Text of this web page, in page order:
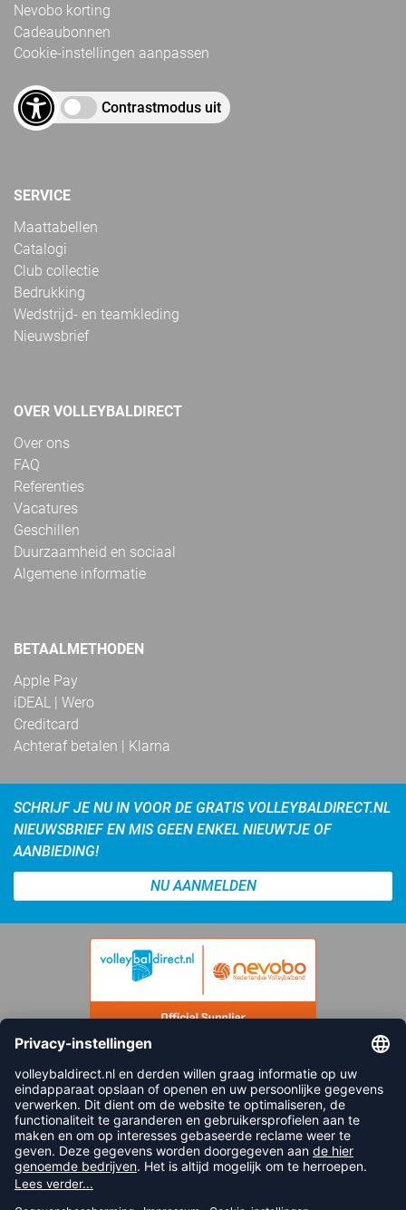
Nevobo korting
Cadeaubonnen
Cookie-instellingen aanpassen
Contrastmodus uit
SERVICE
Maattabellen
Catalogi
Club collectie
Bedrukking
Wedstrijd- en teamkleding
Nieuwsbrief
OVER VOLLEYBALDIRECT
Over ons
FAQ
Referenties
Vacatures
Geschillen
Duurzaamheid en sociaal
Algemene informatie
BETAALMETHODEN
Apple Pay
iDEAL | Wero
Creditcard
Achteraf betalen | Klarna
SCHRIJF JE NU IN VOOR DE GRATIS VOLLEYBALDIRECT.NL
NIEUWSBRIEF EN MIS GEEN ENKEL NIEUWTJE OF
AANBIEDING!
NU AANMELDEN
FOLLOW US